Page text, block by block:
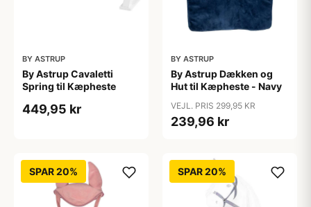
BY ASTRUP
By Astrup Cavaletti
Spring til Kæpheste
449,95 kr
BY ASTRUP
By Astrup Dækken og
Hut til Kæpheste - Navy
VEJL. PRIS 299,95 KR
239,96 kr
SPAR 20% SPAR 20%